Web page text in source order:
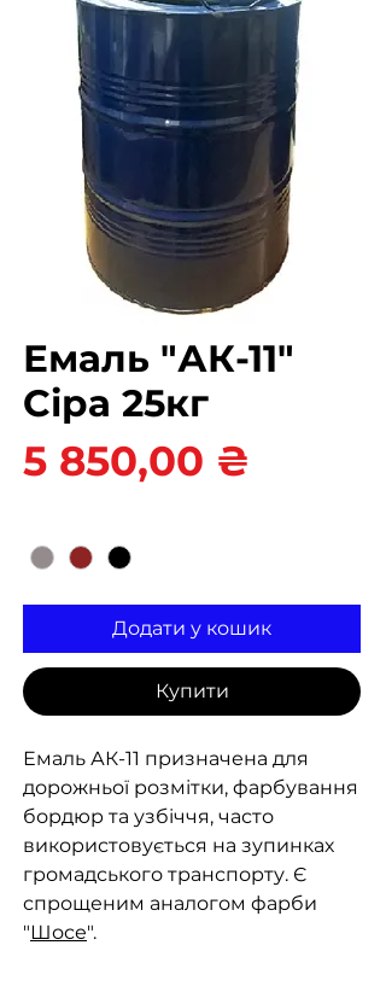
Емаль "АК-11"
Сіра 25кг
5 850,00 ₴
Додати у кошик
Купити
Емаль АК-11 призначена для
дорожньої розмітки, фарбування
бордюр та узбіччя, часто
використовується на зупинках
громадського транспорту. Є
спрощеним аналогом фарби
"Шосе".